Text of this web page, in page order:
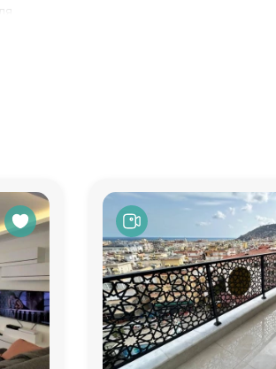
пикников и веселья с друзьями.
Финская сауна и фитнес-центр